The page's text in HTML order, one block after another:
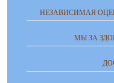
НЕЗАВИСИМАЯ
МЫ ЗА